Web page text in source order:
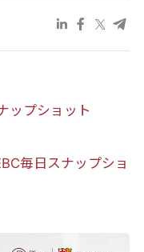
ップショット
毎日スナップショ